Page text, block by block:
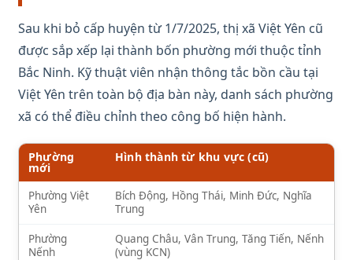
Sau khi bỏ cấp huyện từ 1/7/2025, thị xã Việt Yên cũ
được sắp xếp lại thành bốn phường mới thuộc tỉnh
Bắc Ninh. Kỹ thuật viên nhận thông tắc bồn cầu tại
Việt Yên trên toàn bộ địa bàn này, danh sách phường
xã có thể điều chỉnh theo công bố hiện hành.
Phường
mới
Hình thành từ khu vực (cũ)
Phường Việt
Yên
Bích Động, Hồng Thái, Minh Đức, Nghĩa
Trung
Phường
Nếnh
Quang Châu, Vân Trung, Tăng Tiến, Nếnh
(vùng KCN)